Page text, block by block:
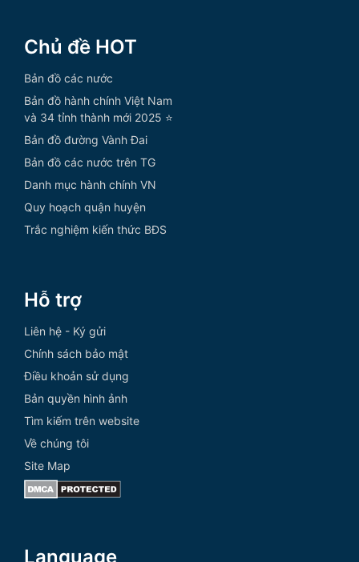
Chủ đề HOT
Bản đồ các nước
Bản đồ hành chính Việt Nam
và 34 tỉnh thành mới 2025 ⭐
Bản đồ đường Vành Đai
Bản đồ các nước trên TG
Danh mục hành chính VN
Quy hoạch quận huyện
Trắc nghiệm kiến thức BĐS
Hỗ trợ
Liên hệ - Ký gửi
Chính sách bảo mật
Điều khoản sử dụng
Bản quyền hình ảnh
Tìm kiếm trên website
Về chúng tôi
Site Map
Language